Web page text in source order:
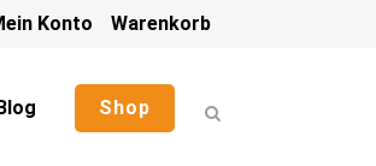
Konto Warenkorb
Shop